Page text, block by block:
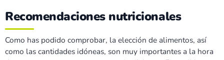
Recomendaciones nutricionales
Como has podido comprobar, la elección de alimentos, así
como las cantidades idóneas, son muy importantes a la hora